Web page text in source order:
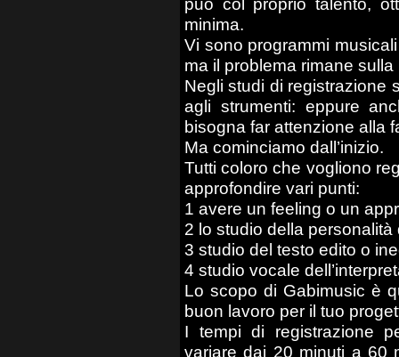
minima.
Vi sono programmi
ma il problema rimane
Negli studi di registrazione
agli strumenti: eppure
bisogna far attenzione alla
Ma cominciamo dall’inizio.
Tutti coloro che vogliono
approfondire vari punti:
1 avere un feeling o un
2 lo studio della
3 studio del testo edito o
4 studio vocale
Lo scopo di Gabimusic è
buon lavoro per il tuo
I tempi di registrazione
variare dai 20 minuti a 60